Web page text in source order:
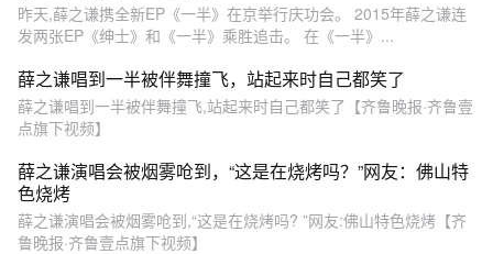
昨天,薛之谦携全新EP《一半》在京举行庆功会。 2015年薛之谦连
发两张EP《绅士》和《一半》乘胜追击。 在《一半》...
薛之谦唱到一半被伴舞撞飞，站起来时自己都笑了
薛之谦唱到一半被伴舞撞飞,站起来时自己都笑了【齐鲁晚报·齐鲁壹
点旗下视频】
薛之谦演唱会被烟雾呛到，“这是在烧烤吗？”网友：佛山特
色烧烤
薛之谦演唱会被烟雾呛到,“这是在烧烤吗? ”网友:佛山特色烧烤【齐
鲁晚报·齐鲁壹点旗下视频】